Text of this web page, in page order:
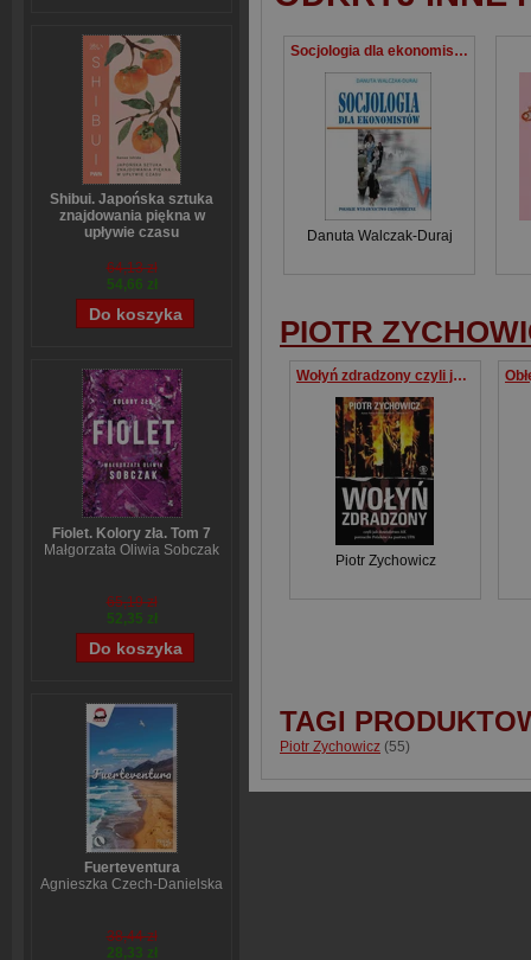
Shibui. Japońska sztuka
znajdowania piękna w
upływie czasu
64,13 zł
54,66 zł
Fiolet. Kolory zła. Tom 7
Małgorzata Oliwia Sobczak
65,19 zł
52,35 zł
Fuerteventura
Agnieszka Czech-Danielska
38,44 zł
28,33 zł
Socjologia dla ekonomistów
Danuta Walczak-Duraj
PIOTR
Wołyń zdradzony czyli jak dowództwo AK porzuciło Polaków na pastwę UPA
Piotr Zychowicz
TAGI
Piotr Zychowicz (55)